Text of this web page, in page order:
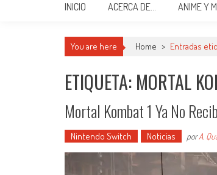
INICIO ACERCA DE… ANIME Y
You are here Home > Entradas
ETIQUETA: MORTAL
Mortal Kombat 1 Ya No
Nintendo Switch Noticias porA.